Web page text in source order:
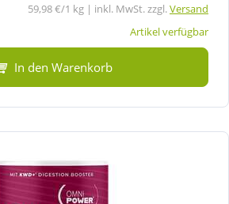
59,98 €/1 kg | inkl. MwSt. zzgl.Versand
Artikel verfügbar
In den Warenkorb